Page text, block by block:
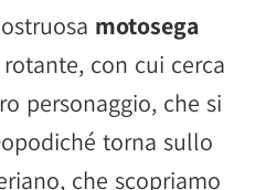
motosega
con cui cerca
personaggio, che si
torna sullo
che scopriamo